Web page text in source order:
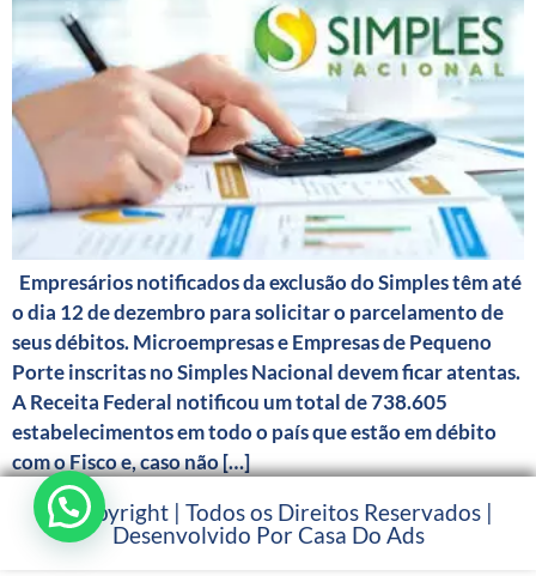
Empresários notificados da exclusão do Simples têm até
o dia 12 de dezembro para solicitar o parcelamento de
seus débitos. Microempresas e Empresas de Pequeno
Porte inscritas no Simples Nacional devem ficar atentas.
A Receita Federal notificou um total de 738.605
estabelecimentos em todo o país que estão em débito
com o Fisco e, caso não […]
© Copyright | Todos os Direitos Reservados |
Desenvolvido Por Casa Do Ads